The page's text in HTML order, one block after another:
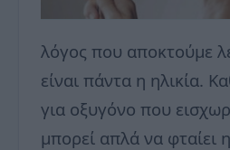
λόγος που αποκτούμε
είναι πάντα η ηλικία.
για οξυγόνο που
μπορεί απλά να φταίει η